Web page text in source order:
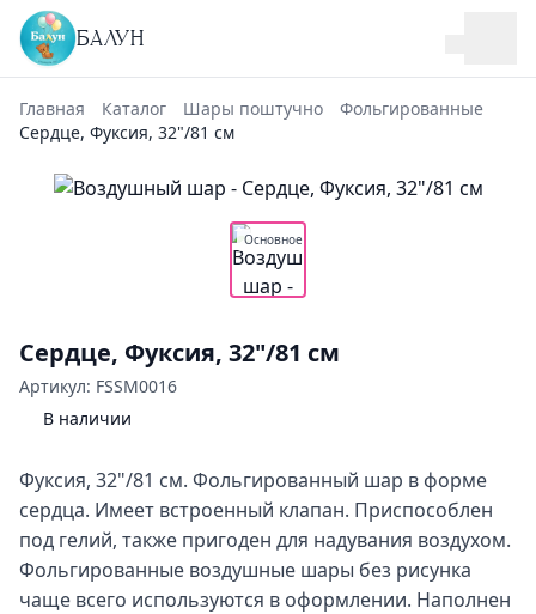
БАЛУН
Главная Каталог Шары поштучно
Фольгированные
Сердце, Фуксия, 32"/81 см
Основное
Сердце, Фуксия, 32"/81 см
Артикул: FSSM0016
В наличии
Фуксия, 32"/81 см. Фольгированный шар в форме
сердца. Имеет встроенный клапан. Приспособлен
под гелий, также пригоден для надувания воздухом.
Фольгированные воздушные шары без рисунка
чаще всего используются в оформлении. Наполнен